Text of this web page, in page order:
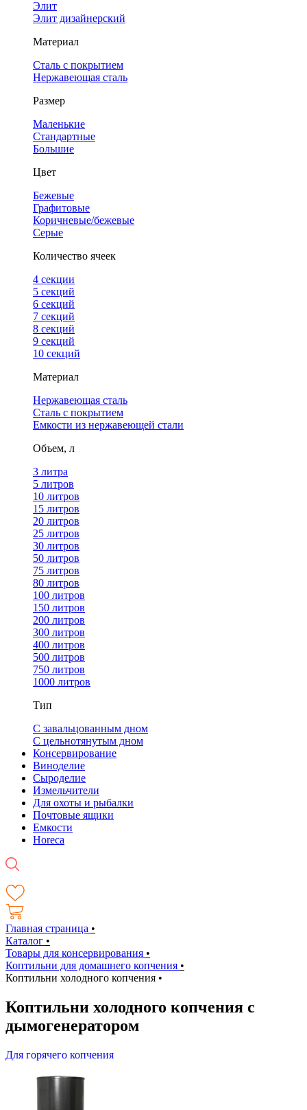
Элит
Элит дизайнерский
Материал
Сталь с покрытием
Нержавеющая сталь
Размер
Маленькие
Стандартные
Большие
Цвет
Бежевые
Графитовые
Коричневые/бежевые
Серые
Количество ячеек
4 cекции
5 секций
6 секций
7 секций
8 секций
9 секций
10 секций
Материал
Нержавеющая сталь
Сталь с покрытием
Емкости из нержавеющей стали
Объем, л
3 литра
5 литров
10 литров
15 литров
20 литров
25 литров
30 литров
50 литров
75 литров
80 литров
100 литров
150 литров
200 литров
300 литров
400 литров
500 литров
750 литров
1000 литров
Тип
С завальцованным дном
С цельнотянутым дном
Консервирование
Виноделие
Сыроделие
Измельчители
Для охоты и рыбалки
Почтовые ящики
Емкости
Horeca
Главная страница •
Каталог •
Товары для консервирования •
Коптильни для домашнего копчения •
Коптильни холодного копчения •
Коптильни холодного копчения с
дымогенератором
Для горячего копчения